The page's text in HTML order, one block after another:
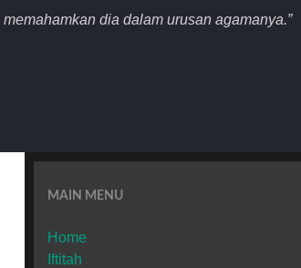
dia dalam urusan agamanya.”
MAIN MENU
Home
Iftitah